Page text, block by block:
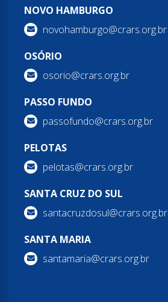
NOVO HAMBURGO
novohamburgo@crars.org.br
OSÓRIO
osorio@crars.org.br
PASSO FUNDO
passofundo@crars.org.br
PELOTAS
pelotas@crars.org.br
SANTA CRUZ DO SUL
santacruzdosul@crars.org.br
SANTA MARIA
santamaria@crars.org.br